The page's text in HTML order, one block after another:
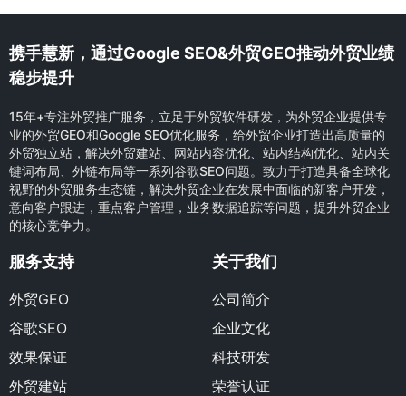
携手慧新，通过Google SEO&外贸GEO推动外贸业绩
稳步提升
15年+专注外贸推广服务，立足于外贸软件研发，为外贸企业提供专
业的外贸GEO和Google SEO优化服务，给外贸企业打造出高质量的
外贸独立站，解决外贸建站、网站内容优化、站内结构优化、站内关
键词布局、外链布局等一系列谷歌SEO问题。致力于打造具备全球化
视野的外贸服务生态链，解决外贸企业在发展中面临的新客户开发，
意向客户跟进，重点客户管理，业务数据追踪等问题，提升外贸企业
的核心竞争力。
服务支持
外贸GEO
谷歌SEO
效果保证
外贸建站
关于我们
公司简介
企业文化
科技研发
荣誉认证